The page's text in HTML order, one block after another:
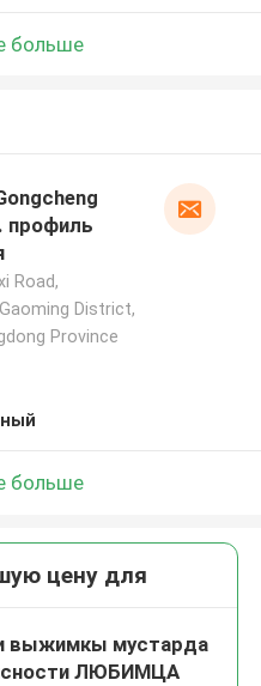
больше
профиль
Road,
District,
Province
больше
цену для
выжимкы мустарда
ЛЮБИМЦА